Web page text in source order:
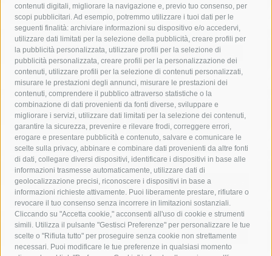
contenuti digitali, migliorare la navigazione e, previo tuo consenso, per
scopi pubblicitari. Ad esempio, potremmo utilizzare i tuoi dati per le
seguenti finalità: archiviare informazioni su dispositivo e/o accedervi,
utilizzare dati limitati per la selezione della pubblicità, creare profili per
la pubblicità personalizzata, utilizzare profili per la selezione di
pubblicità personalizzata, creare profili per la personalizzazione dei
contenuti, utilizzare profili per la selezione di contenuti personalizzati,
misurare le prestazioni degli annunci, misurare le prestazioni dei
contenuti, comprendere il pubblico attraverso statistiche o la
combinazione di dati provenienti da fonti diverse, sviluppare e
migliorare i servizi, utilizzare dati limitati per la selezione dei contenuti,
garantire la sicurezza, prevenire e rilevare frodi, correggere errori,
erogare e presentare pubblicità e contenuto, salvare e comunicare le
scelte sulla privacy, abbinare e combinare dati provenienti da altre fonti
di dati, collegare diversi dispositivi, identificare i dispositivi in base alle
informazioni trasmesse automaticamente, utilizzare dati di
geolocalizzazione precisi, riconoscere i dispositivi in base a
informazioni richieste attivamente. Puoi liberamente prestare, rifiutare o
revocare il tuo consenso senza incorrere in limitazioni sostanziali.
Cliccando su "Accetta cookie," acconsenti all'uso di cookie e strumenti
simili. Utilizza il pulsante "Gestisci Preferenze" per personalizzare le tue
scelte o "Rifiuta tutto" per proseguire senza cookie non strettamente
necessari. Puoi modificare le tue preferenze in qualsiasi momento
acqua allerta meteo
anas
area marina protetta di punta campanella
arresto
Asl Napoli 3 sud
capitaneria di porto capri
carabinieri
castellammare di stabia
circumvesuviana
comune di sorrento
concerto
contagi
costiera amalfitana
covid-19 eav
elezioni
fondazione sorrento
gori guardia costiera
incidente
lavori
lorenzo balducelli mare
massa lubrense
massimo coppola
Meta napoli
ordinanza
penisola sorrentina
piano di sorrento
polizia municipale
protezione civile
Regione Campania
sant'agnello
sindaco cuomo
sorrento studenti temporali
treni
turismo
Vico Equense villa fiorentino vincenzo de luca